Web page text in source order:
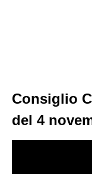
Consiglio
del 4